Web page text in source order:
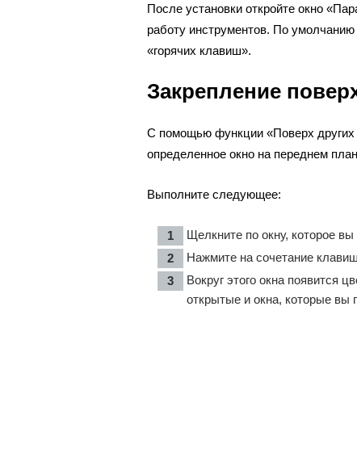
После установки откройте окно
работу инструментов. По
«горячих клавиш».
Закрепление
С помощью функции «Поверх других
определенное окно на переднем
Выполните следующее:
Щелкните по окну, которое
Нажмите на сочетание
Вокруг этого окна появится
открытые и окна, которые вы